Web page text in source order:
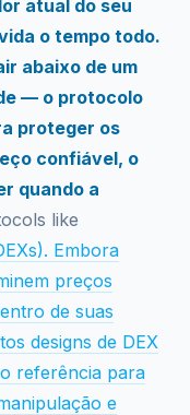
atual do seu
o tempo todo.
abaixo de um
— o protocolo
proteger os
confiável, o
quando a
like
Embora
preços
de suas
designs de DEX
referência para
e